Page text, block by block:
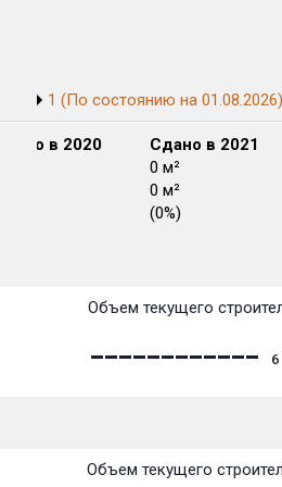
1 (По состоянию на 01.08.2026)
Сдано в 2020
Сдано в 2021
0 м²
0 м²
(0%)
Объем текущего
6
Объем текущего